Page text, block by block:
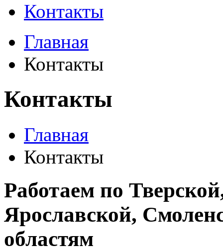
Контакты
Главная
Контакты
Контакты
Главная
Контакты
Работаем по
Ярославской,
областям